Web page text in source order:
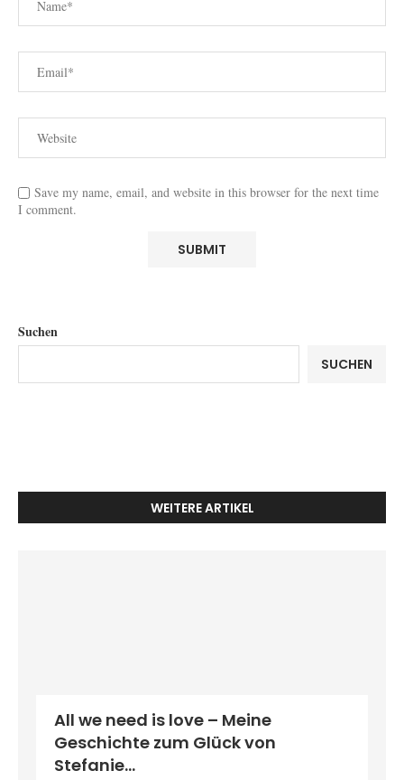
Save my name, email, and website in this browser for the next time
I comment.
Suchen
SUCHEN
WEITERE ARTIKEL
All we need is love – Meine
Geschichte zum Glück von
Stefanie...